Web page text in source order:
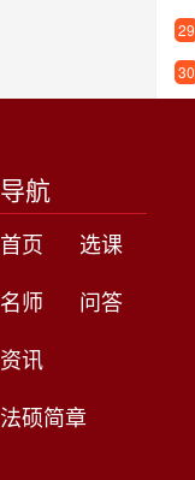
29
30
导航
首页
选课
名师
问答
资讯
法硕简章